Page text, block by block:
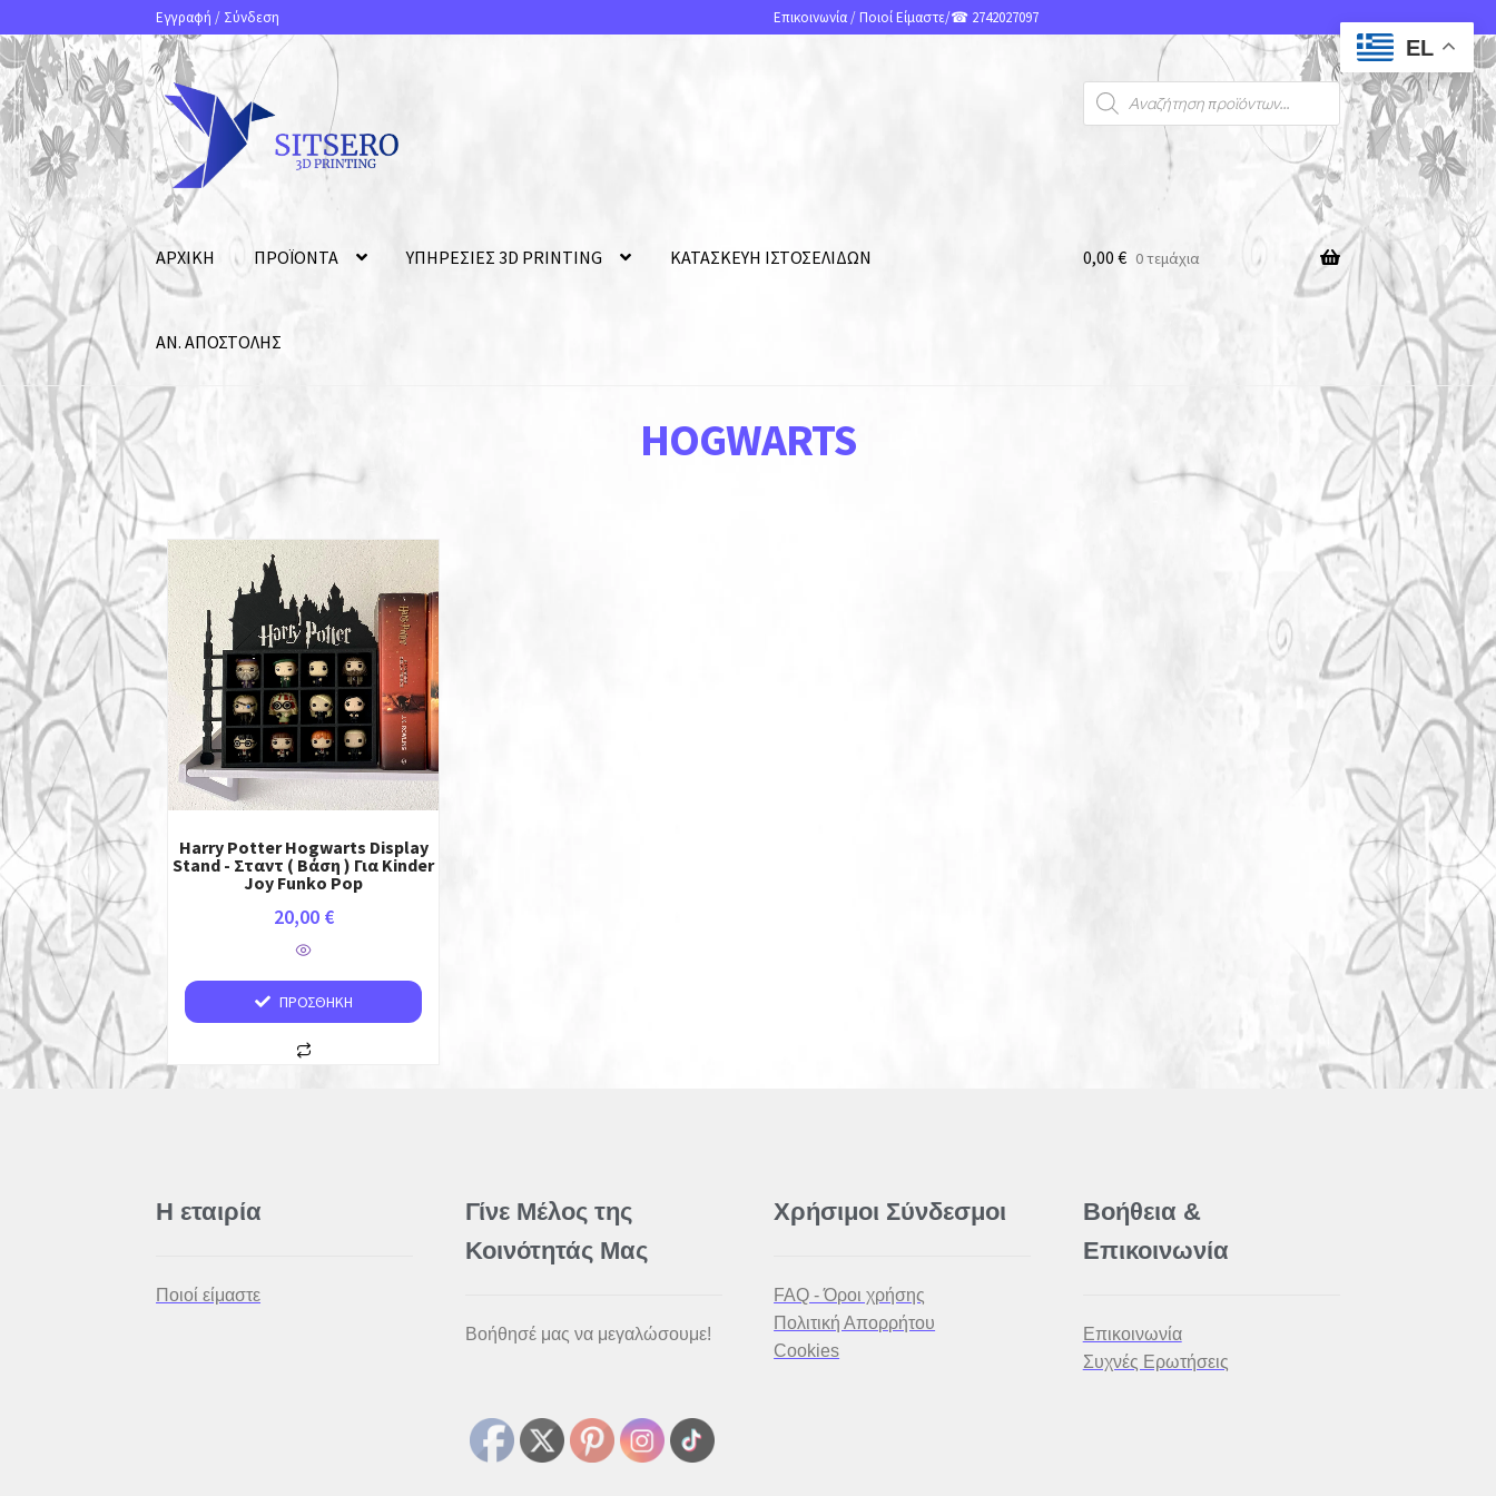
Εγγραφή / Σύνδεση Επικοινωνία/ Ποιοί Είμαστε/☎ 2742027097
ΑΡΧΙΚΗ ΠΡΟΪΟΝΤΑ ΥΠΗΡΕΣΙΕΣ 3D PRINTING ΚΑΤΑΣΚΕΥΗ ΙΣΤΟΣΕΛΙΔΩΝ
ΑΝ. ΑΠΟΣΤΟΛΗΣ
0,00 € 0 τεμάχια
HOGWARTS
Harry Potter Hogwarts Display
Stand - Σταντ ( Βάση ) Για Kinder
Joy Funko Pop
20,00 €
ΠΡΟΣΘΉΚΗ
Η εταιρία
Ποιοί είμαστε
Γίνε Μέλος της
Κοινότητάς Μας
Βοήθησέ μας να μεγαλώσουμε!
Χρήσιμοι Σύνδεσμοι
FAQ - Όροι χρήσης
Πολιτική Απορρήτου
Cookies
Βοήθεια &
Επικοινωνία
Επικοινωνία
Συχνές Ερωτήσεις
EL